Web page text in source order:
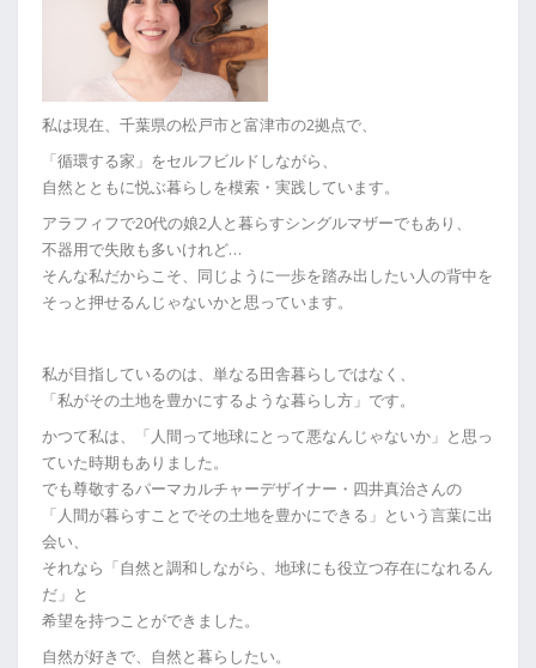
私は現在、千葉県の松戸市と富津市の2拠点で、
「循環する家」をセルフビルドしながら、
自然とともに悦ぶ暮らしを模索・実践しています。
アラフィフで20代の娘2人と暮らすシングルマザーでもあり、
不器用で失敗も多いけれど…
そんな私だからこそ、同じように一歩を踏み出したい人の背中を
そっと押せるんじゃないかと思っています。
私が目指しているのは、単なる田舎暮らしではなく、
「私がその土地を豊かにするような暮らし方」です。
かつて私は、「人間って地球にとって悪なんじゃないか」と思っ
ていた時期もありました。
でも尊敬するパーマカルチャーデザイナー・四井真治さんの
「人間が暮らすことでその土地を豊かにできる」という言葉に出
会い、
それなら「自然と調和しながら、地球にも役立つ存在になれるん
だ」と
希望を持つことができました。
自然が好きで、自然と暮らしたい。